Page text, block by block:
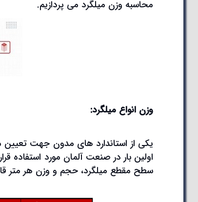
محاسبه وزن میلگرد می پردازیم.
وزن انواع میلگرد:
یکی از استاندارد های مدون جهت
اولین بار در صنعت آلمان مورد استفاده
سطح مقطع میلگرد، حجم و وزن هر متر